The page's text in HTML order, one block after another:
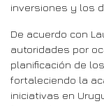
inversiones y los
De acuerdo con
autoridades por
planificación de
fortaleciendo la
iniciativas en